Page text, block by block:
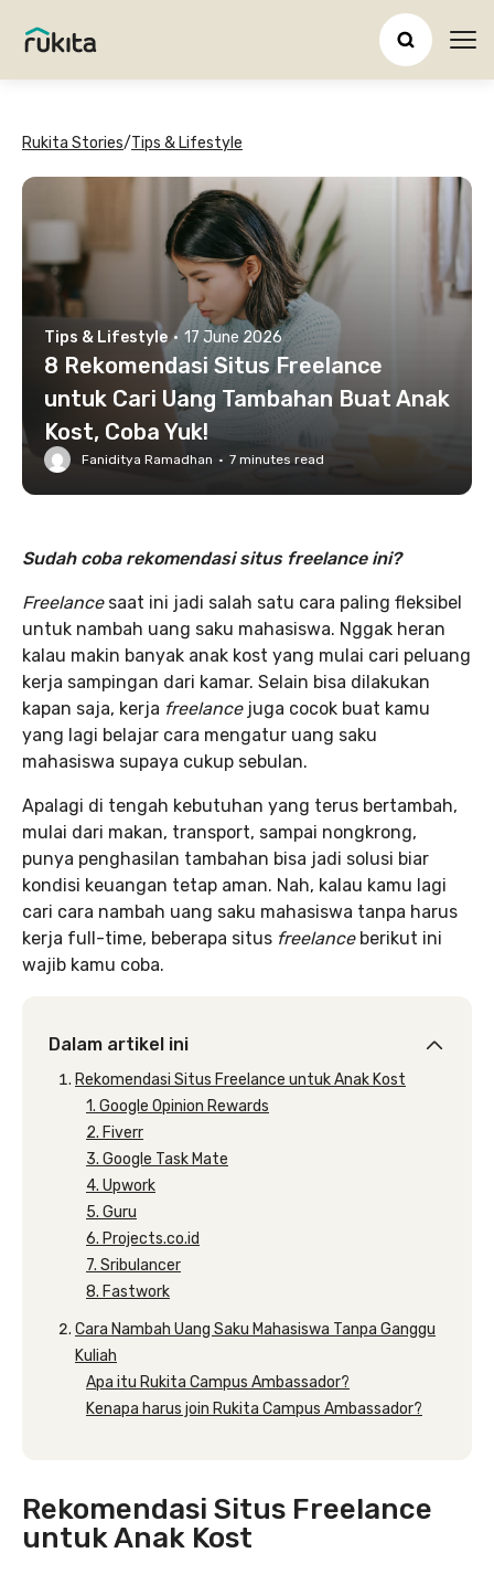
Rukita Stories/Tips & Lifestyle
Tips & Lifestyle · 17 June 2026
8 Rekomendasi Situs Freelance
untuk Cari Uang Tambahan Buat Anak
Kost, Coba Yuk!
Faniditya Ramadhan · 7 minutes read
Sudah coba rekomendasi situs freelance ini?
Freelance saat ini jadi salah satu cara paling fleksibel
untuk nambah uang saku mahasiswa. Nggak heran
kalau makin banyak anak kost yang mulai cari peluang
kerja sampingan dari kamar. Selain bisa dilakukan
kapan saja, kerja freelance juga cocok buat kamu
yang lagi belajar cara mengatur uang saku
mahasiswa supaya cukup sebulan.
Apalagi di tengah kebutuhan yang terus bertambah,
mulai dari makan, transport, sampai nongkrong,
punya penghasilan tambahan bisa jadi solusi biar
kondisi keuangan tetap aman. Nah, kalau kamu lagi
cari cara nambah uang saku mahasiswa tanpa harus
kerja full-time, beberapa situs freelance berikut ini
wajib kamu coba.
Dalam artikel ini
Rekomendasi Situs Freelance untuk Anak Kost
1. Google Opinion Rewards
2. Fiverr
3. Google Task Mate
4. Upwork
5. Guru
6. Projects.co.id
7. Sribulancer
8. Fastwork
Cara Nambah Uang Saku Mahasiswa Tanpa Ganggu
Kuliah
Apa itu Rukita Campus Ambassador?
Kenapa harus join Rukita Campus Ambassador?
Rekomendasi Situs Freelance
untuk Anak Kost